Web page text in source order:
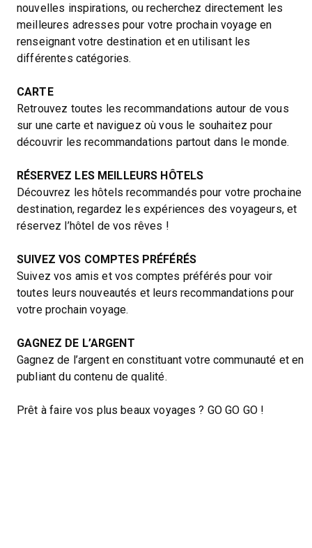
nouvelles inspirations, ou recherchez directement les
meilleures adresses pour votre prochain voyage en
renseignant votre destination et en utilisant les
différentes catégories.
CARTE
Retrouvez toutes les recommandations autour de vous
sur une carte et naviguez où vous le souhaitez pour
découvrir les recommandations partout dans le monde.
RÉSERVEZ LES MEILLEURS HÔTELS
Découvrez les hôtels recommandés pour votre prochaine
destination, regardez les expériences des voyageurs, et
réservez l’hôtel de vos rêves !
SUIVEZ VOS COMPTES PRÉFÉRÉS
Suivez vos amis et vos comptes préférés pour voir
toutes leurs nouveautés et leurs recommandations pour
votre prochain voyage.
GAGNEZ DE L’ARGENT
Gagnez de l’argent en constituant votre communauté et en
publiant du contenu de qualité.
Prêt à faire vos plus beaux voyages ? GO GO GO !